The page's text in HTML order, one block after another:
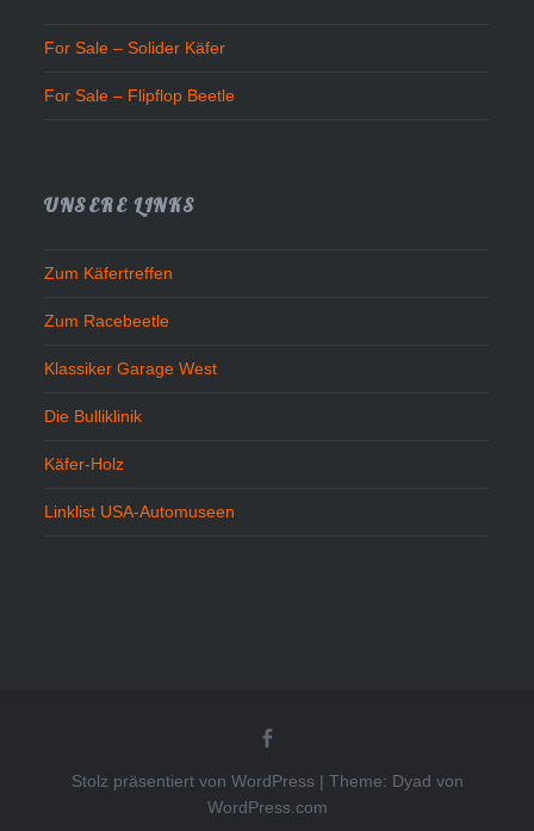
For Sale – Solider Käfer
For Sale – Flipflop Beetle
UNSERE LINKS
Zum Käfertreffen
Zum Racebeetle
Klassiker Garage West
Die Bulliklinik
Käfer-Holz
Linklist USA-Automuseen
FB
Stolz präsentiert von WordPress | Theme: Dyad von
WordPress.com